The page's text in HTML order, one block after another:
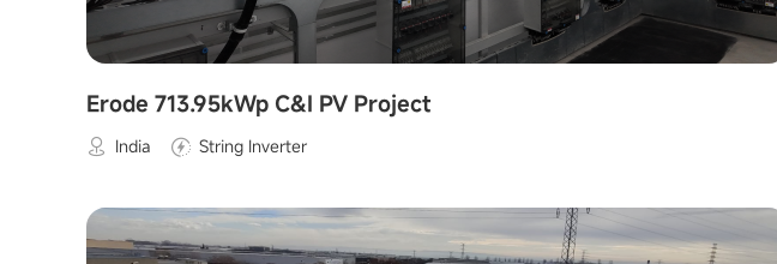
Erode 713.95kWp C&I PV Project
India String Inverter